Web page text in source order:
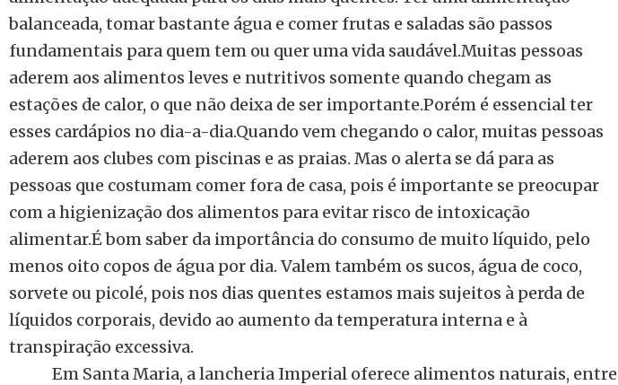
balanceada, tomar bastante água e comer frutas e saladas são passos
fundamentais para quem tem ou quer uma vida saudável.Muitas pessoas
aderem aos alimentos leves e nutritivos somente quando chegam as
estações de calor, o que não deixa de ser importante.Porém é essencial ter
esses cardápios no dia-a-dia.Quando vem chegando o calor, muitas pessoas
aderem aos clubes com piscinas e as praias. Mas o alerta se dá para as
pessoas que costumam comer fora de casa, pois é importante se preocupar
com a higienização dos alimentos para evitar risco de intoxicação
alimentar.É bom saber da importância do consumo de muito líquido, pelo
menos oito copos de água por dia. Valem também os sucos, água de coco,
sorvete ou picolé, pois nos dias quentes estamos mais sujeitos à perda de
líquidos corporais, devido ao aumento da temperatura interna e à
transpiração excessiva.
Em Santa Maria, a lancheria Imperial oferece alimentos naturais, entre